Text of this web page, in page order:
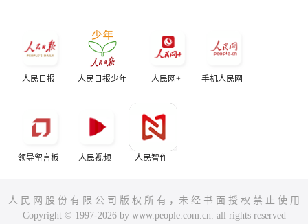
人民日报 人民日报少年 人民网+ 手机人民网
领导留言板 人民视频 人民智作
人 民 网 股 份 有 限 公 司 版 权 所 有 ，未 经 书 面 授 权 禁 止 使 用
Copyright © 1997-2026 by www.people.com.cn. all rights reserved